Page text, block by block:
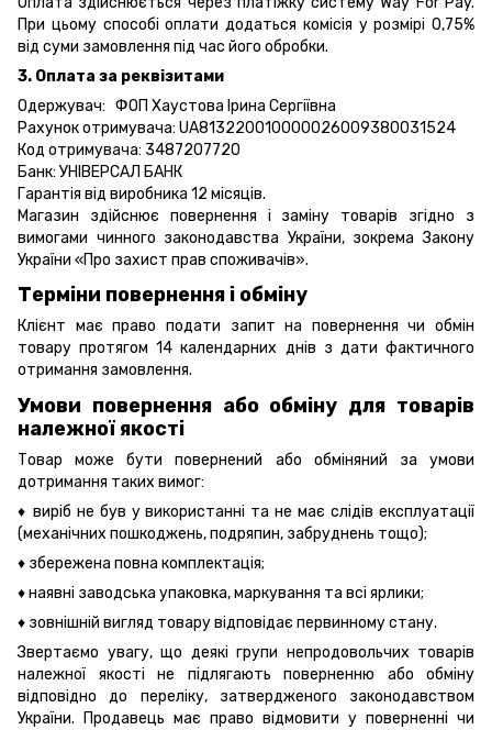
При цьому способі оплати додаться комісія у розмірі 0,75%
від суми замовлення під час його обробки.
3. Оплата за реквізитами
Одержувач: ФОП Хаустова Ірина Сергіївна
Рахунок отримувача: UA813220010000026009380031524
Код отримувача: 3487207720
Банк: УНІВЕРСАЛ БАНК
Гарантія від виробника 12 місяців.
Магазин здійснює повернення і заміну товарів згідно з
вимогами чинного законодавства України, зокремаЗакону
України «Про захист прав споживачів».
Терміни повернення і обміну
Клієнт має право подати запит на повернення чи обмін
товару протягом 14 календарних днів з дати фактичного
отримання замовлення.
Умови повернення або обміну для товарів
належної якості
Товар може бути повернений або обміняний за умови
дотримання таких вимог:
♦ виріб не був у використанні та не має слідів експлуатації
(механічних пошкоджень, подряпин, забруднень тощо);
♦ збережена повна комплектація;
♦ наявні заводська упаковка, маркування та всі ярлики;
♦ зовнішній вигляд товару відповідає первинному стану.
Звертаємо увагу, що деякі групи непродовольчих товарів
належної якості не підлягають поверненню або обміну
відповідно до переліку, затвердженого законодавством
України. Продавець має право відмовити у поверненні чи